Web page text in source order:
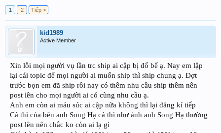
1 2 Tiếp >
kid1989
Active Member
Xin lỗi mọi người vụ lần trc ship ai cập bị đổ bể ạ. Nay em lập
lại cái topic để mọi người ai muốn ship thì ship chung ạ. Đợt
trước bọn em đã ship rồi nay có thêm nhu cầu ship thêm nên
post lên cho mọi người ai có cùng nhu cầu ạ.
Anh em còn ai máu súc ai cập nữa không thì lại đăng kí tiếp
Cá thì của bên anh Song Hạ cá thì như ảnh anh Song Hạ thường
post lên nên chắc ko còn ai lạ gì